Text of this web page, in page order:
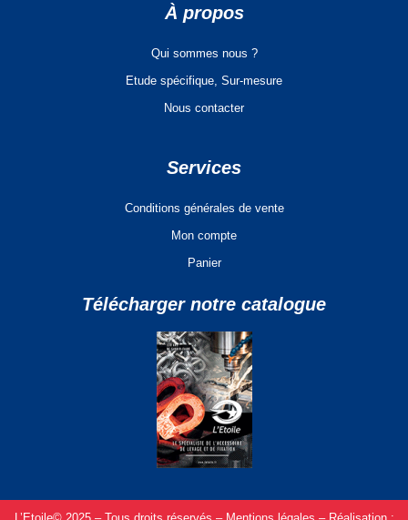
À propos
Qui sommes nous ?
Etude spécifique, Sur-mesure
Nous contacter
Services
Conditions générales de vente
Mon compte
Panier
Télécharger notre catalogue